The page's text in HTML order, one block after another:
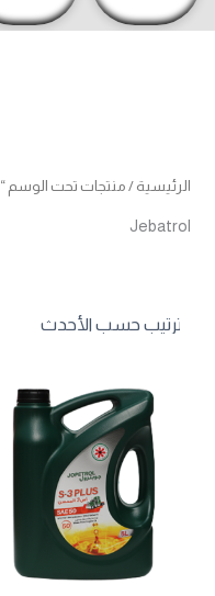
الرئيسية / منتجات تحت الوسم “Jebatrol”
Jebatrol